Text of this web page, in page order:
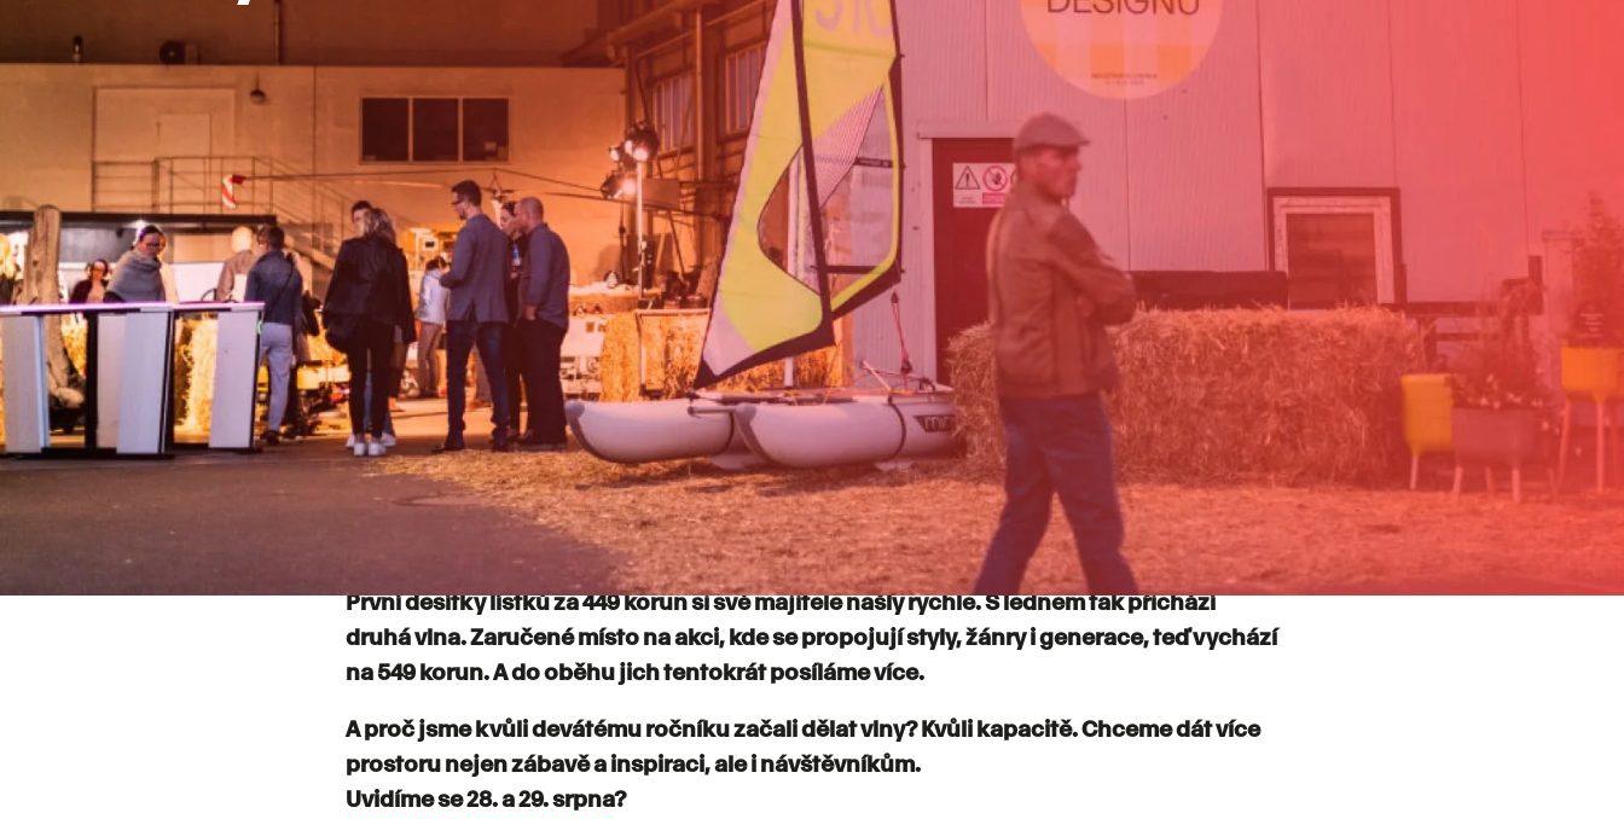
V prosinci odstartoval předprodej vstupenek
na devátý ročník WiFič VEN!_na poli. První
desítky lístků za 449 korun si své majitele našly
rychle. S lednem tak přichází druhá vlna.
Zaručené místo na akci, kde se propojují styly,
žánry i gener
V prosinci odstartoval předprodej vstupenek na devátý ročník WiFič VEN!_na poli.
První desítky lístků za 449 korun si své majitele našly rychle. S lednem tak přichází
druhá vlna. Zaručené místo na akci, kde se propojují styly, žánry i generace, teď vychází
na 549 korun. A do oběhu jich tentokrát posíláme více.
A proč jsme kvůli devátému ročníku začali dělat vlny? Kvůli kapacitě. Chceme dát více
prostoru nejen zábavě a inspiraci, ale i návštěvníkům.
Uvidíme se 28. a 29. srpna?